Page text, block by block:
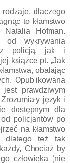
rodzaje, dlaczego
to kłamstwo
Natalia Hofman.
od wykrywania
z policją, jak i
książce pt. „Jak
obalając
Opublikowana
jest prawdziwym
język i
dostępnym dla
policjantów po
na kłamstwo
dlatego też tak
Chociaż by
człowieka (nie